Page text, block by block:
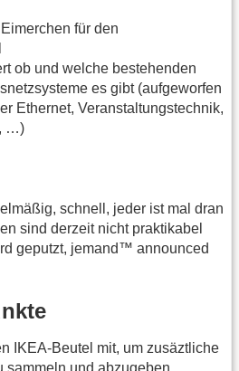
für den
ob und welche bestehenden
es gibt (aufgeworfen
Ethernet, Veranstaltungstechnik,
…)
schnell, jeder ist mal dran
sind derzeit nicht praktikabel
geputzt, jemand™ announced
IKEA-Beutel mit, um zusäztliche
sammeln und abzugeben